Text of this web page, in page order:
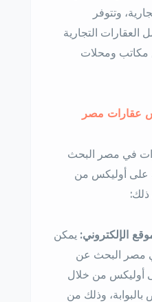
وتتوفر
التجارية
مكاتب ومحلات
عقارات مصر
في مصر البحث
على أوليكس من
الإلكتروني: يمكن
مصر البحث عن
أوليكس من خلال
بالبوابة، وذلك من